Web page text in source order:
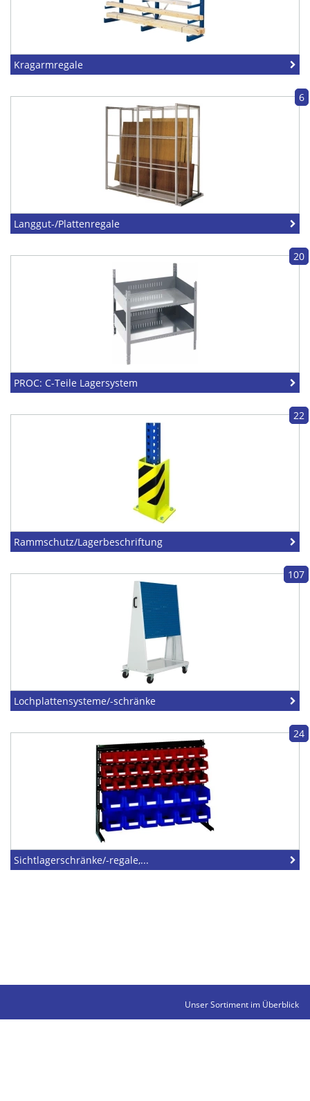
Kragarmregale
6
Langgut-/Plattenregale
20
PROC: C-Teile Lagersystem
22
Rammschutz/Lagerbeschriftung
107
Lochplattensysteme/-schränke
24
Sichtlagerschränke/-regale,...
Unser Sortiment im Überblick